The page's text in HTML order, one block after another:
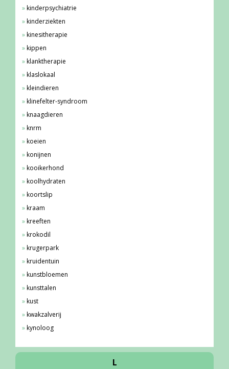
kinderpsychiatrie
kinderziekten
kinesitherapie
kippen
klanktherapie
klaslokaal
kleindieren
klinefelter-syndroom
knaagdieren
knrm
koeien
konijnen
kooikerhond
koolhydraten
koortslip
kraam
kreeften
krokodil
krugerpark
kruidentuin
kunstbloemen
kunsttalen
kust
kwakzalverij
kynoloog
L